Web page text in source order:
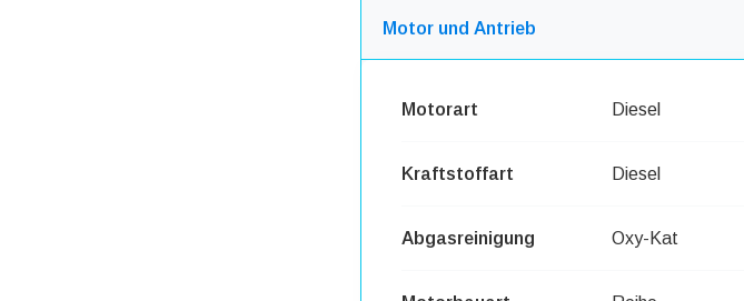
Motor und Antrieb
Motorart Diesel
Kraftstoffart Diesel
Abgasreinigung Oxy-Kat